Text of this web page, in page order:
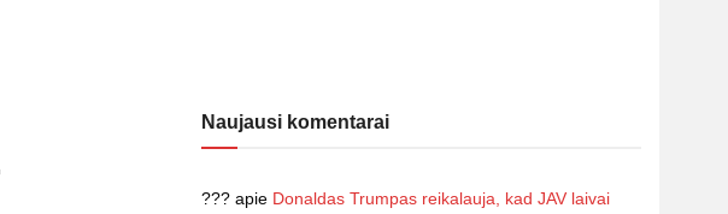
Naujausi komentarai
??? apie Donaldas Trumpas reikalauja, kad JAV laivai